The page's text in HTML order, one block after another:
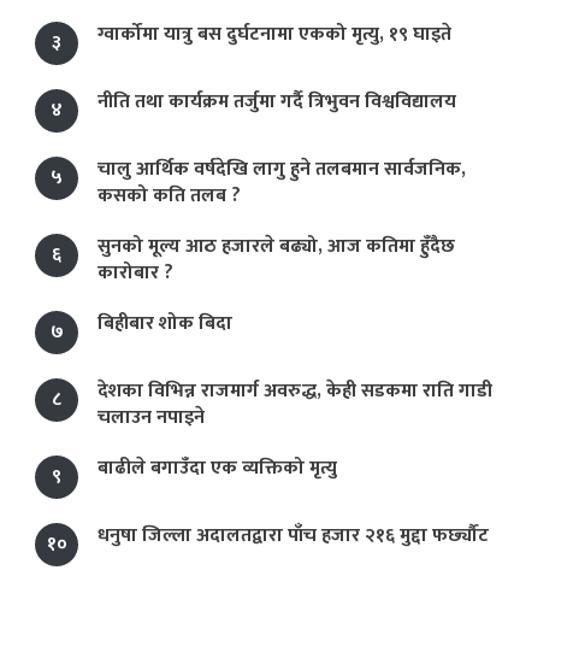
३ ग्वार्कोमा यात्रु बस दुर्घटनामा एकको मृत्यु, १९ घाइते
४ नीति तथा कार्यक्रम तर्जुमा गर्दै त्रिभुवन विश्वविद्यालय
५
चालु आर्थिक वर्षदेखि लागु हुने तलबमान सार्वजनिक,
कसको कति तलब ?
६
सुनको मूल्य आठ हजारले बढ्यो, आज कतिमा हुँदैछ
कारोबार ?
७
बिहीबार शोक बिदा
८
देशका विभिन्न राजमार्ग अवरुद्ध, केही सडकमा राति गाडी
चलाउन नपाइने
९
बाढीले बगाउँदा एक व्यक्तिको मृत्यु
१० धनुषा जिल्ला अदालतद्वारा पाँच हजार २१६ मुद्दा फर्छ्यौट